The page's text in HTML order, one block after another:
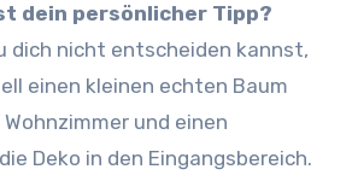
dein persönlicher Tipp?
dich nicht entscheiden kannst,
einen kleinen echten Baum
und einen
Deko in den Eingangsbereich.